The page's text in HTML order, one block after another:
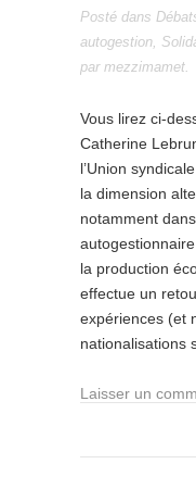
Posté dans
autogestion,
par mezzimamet.
Vous lirez ci-
Catherine
l’Union
la dimension
notamment
la production
effectue un
expériences (et
nationalisations
Laisser un